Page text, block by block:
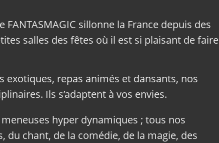
sillonne la France depuis des
salles des fêtes où il est si plaisant de faire
exotiques, repas animés et dansants, nos
Ils s’adaptent à vos envies.
hyper dynamiques ; tous nos
du chant, de la comédie, de la magie, des